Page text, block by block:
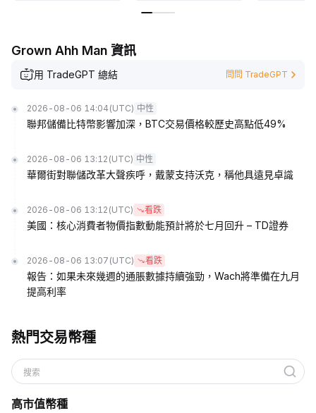
Grown Ahh Man 資訊
用 TradeGPT 總結 問問 TradeGPT
2026-08-06 14:04 (UTC) 中性
聯邦儲備比特幣影響加深，BTC交易價格較歷史高點低49%
2026-08-06 13:12 (UTC) 中性
華爾街對聯儲改革大聲疾呼，戴蒙支持沃克，稱他具遠見卓識
2026-08-06 13:12 (UTC) 看跌
美國：核心消費者物價指數動能預計將於七月回升 – TD證券
2026-08-06 13:07 (UTC) 看跌
報告：如果未來幾週的通脹數據持續強勁，Wach將準備在九月
提高利率
熱門交易幣種
搜索
高市值幣種